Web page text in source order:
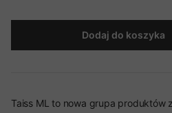
Dodaj do koszyka
Taiss ML to nowa grupa produktów